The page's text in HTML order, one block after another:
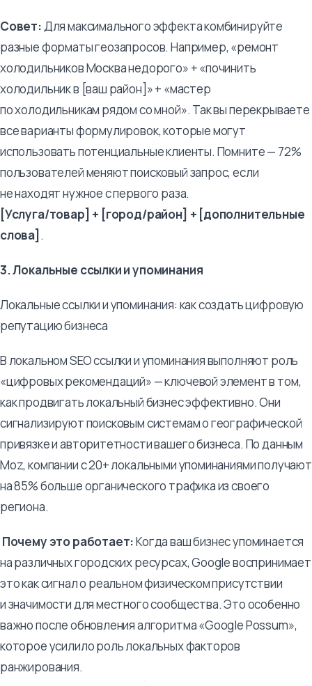
Совет:Для максимального эффекта комбинируйте
разные форматы геозапросов. Например, «ремонт
холодильников Москва недорого» + «починить
холодильник в [ваш район]» + «мастер
по холодильникам рядом со мной». Так вы перекрываете
все варианты формулировок, которые могут
использовать потенциальные клиенты. Помните — 72%
пользователей меняют поисковый запрос, если
не находят нужное с первого раза.
[Услуга/товар] + [город/район] + [дополнительные
слова] .
3. Локальные ссылки и упоминания
Локальные ссылки и упоминания: как создать цифровую
репутацию бизнеса
В локальном SEO ссылки и упоминания выполняют роль
«цифровых рекомендаций» — ключевой элемент в том,
как продвигать локальный бизнес эффективно. Они
сигнализируют поисковым системам о географической
привязке и авторитетности вашего бизнеса. По данным
Moz, компании с 20+ локальными упоминаниями получают
на 85% больше органического трафика из своего
региона.
Почему это работает:Когда ваш бизнес упоминается
на различных городских ресурсах, Google воспринимает
это как сигнал о реальном физическом присутствии
и значимости для местного сообщества. Это особенно
важно после обновления алгоритма «Google Possum»,
которое усилило роль локальных факторов
ранжирования.